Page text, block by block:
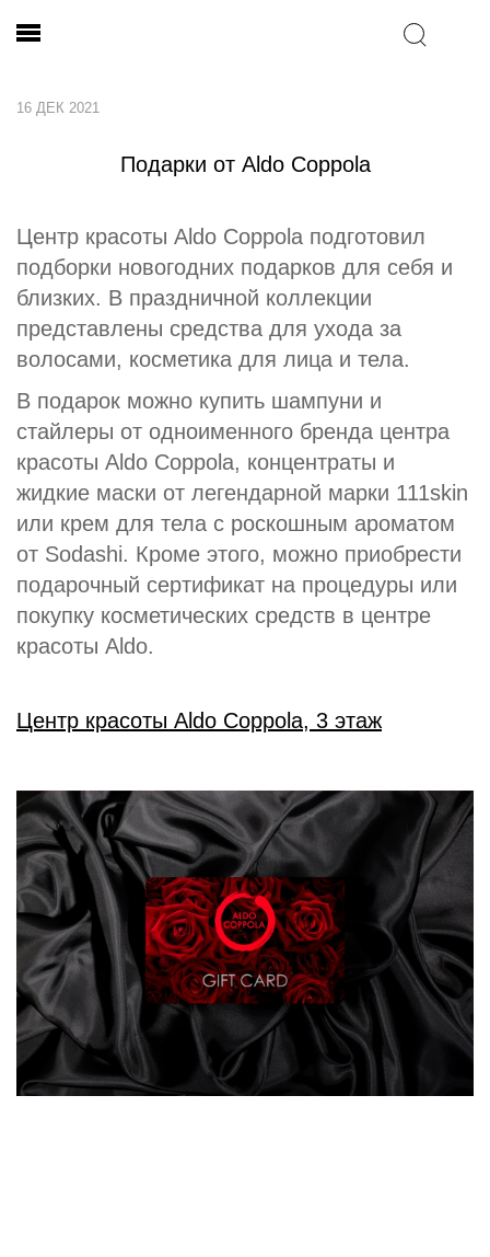
16 ДЕК 2021
Подарки от Aldo Coppola
Центр красоты Aldo Coppola подготовил
подборки новогодних подарков для себя и
близких. В праздничной коллекции
представлены средства для ухода за
волосами, косметика для лица и тела.
В подарок можно купить шампуни и
стайлеры от одноименного бренда центра
красоты Aldo Coppola, концентраты и
жидкие маски от легендарной марки 111skin
или крем для тела с роскошным ароматом
от Sodashi. Кроме этого, можно приобрести
подарочный сертификат на процедуры или
покупку косметических средств в центре
красоты Aldo.
Центр красоты Aldo Coppola, 3 этаж